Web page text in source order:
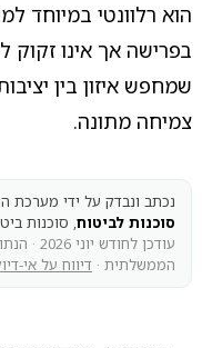
הוא רלוונטי במיוחד
בפרישה אך אינו זקוק
שמחפש איזון בין
צמיחה מתונה.
נכתב ונבדק על ידי מערכת
סוכנות לביטוח, סוכנות
עודכן
הממשלתית · דיווח על אי-